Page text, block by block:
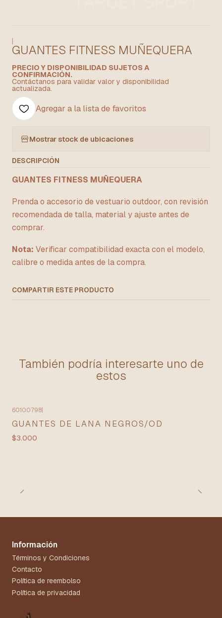
|
GUANTES FITNESS MUÑEQUERA
PRECIO Y DISPONIBILIDAD SUJETOS A
CONFIRMACIÓN.
Contáctanos para validar valor y disponibilidad
actualizada.
Agregar a la lista de favoritos
Mostrar stock de ubicaciones
DESCRIPCIÓN
GUANTES FITNESS MUÑEQUERA
Prenda o accesorio de vestuario outdoor, con revisión
recomendada de talla, material y ajuste antes de
comprar.
Nota: Verificar compatibilidad exacta con el modelo,
calibre o medida antes de la compra.
COMPARTIR ESTE PRODUCTO
También podría interesarte uno de
estos
60100798
GUANTES DE LANA NEGROS/OD
$3.000
Información
Términos y Condiciones
Contacto
Política de reembolso
Política de privacidad